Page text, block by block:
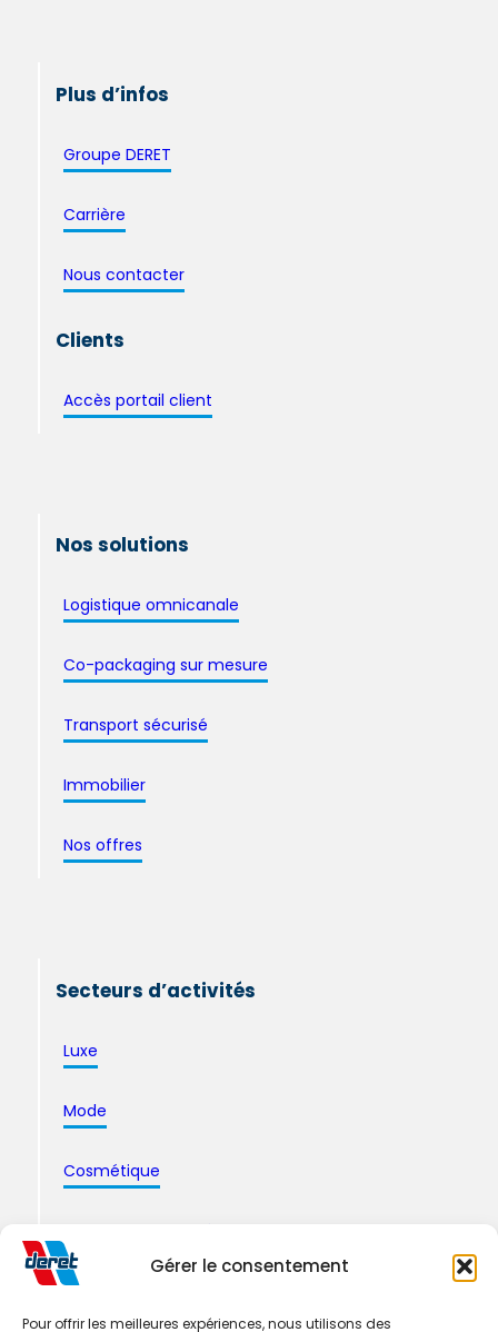
Gérer le consentement
Pour offrir les meilleures expériences, nous utilisons des
Plus d’infos
Groupe DERET
Carrière
Nous contacter
Clients
Accès portail client
Nos solutions
Logistique omnicanale
Co-packaging sur mesure
Transport sécurisé
Immobilier
Nos offres
Secteurs d’activités
Luxe
Mode
Cosmétique
Pharmacie & santé
Logistique Industrielle